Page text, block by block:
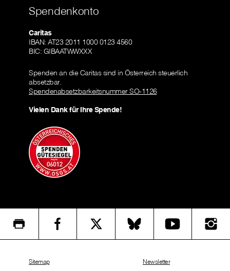
Spendenkonto
Caritas
IBAN: AT23 2011 1000 0123 4560
BIC: GIBAATWWXXX
Spenden an die Caritas sind in Österreich steuerlich
absetzbar.
Spendenabsetzbarkeitsnummer SO-1126
Vielen Dank für Ihre Spende!
Sitemap Newsletter